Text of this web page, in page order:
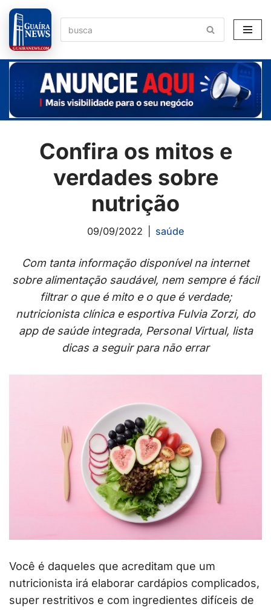
Pular
para
o
conteúdo
Confira os mitos e
verdades sobre
nutrição
09/09/2022 saúde
Com tanta informação disponível na internet
sobre alimentação saudável, nem sempre é fácil
filtrar o que é mito e o que é verdade;
nutricionista clínica e esportiva Fulvia Zorzi, do
app de saúde integrada, Personal Virtual, lista
dicas a seguir para não errar
Você é daqueles que acreditam que um
nutricionista irá elaborar cardápios complicados,
super restritivos e com ingredientes difíceis de